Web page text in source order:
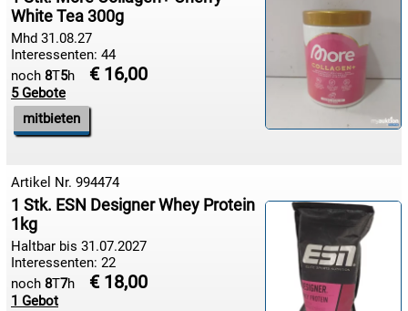
08.08:
1€
Megaabverkauf

08.08:
08.08:
09.08:
09.08:
White Tea 300g
Mhd 31.08.27
Interessenten: 44
noch 8T5h € 16,00
5 Gebote
mitbieten
Artikel Nr. 994474
1 Stk. ESN Designer Whey Protein
1kg
Haltbar bis 31.07.2027
Interessenten: 22
noch 8T7h € 18,00
1 Gebot